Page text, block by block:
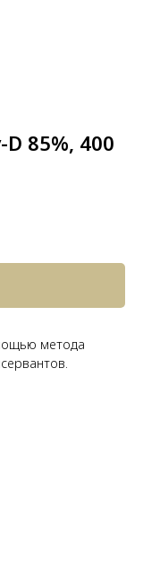
85%, 400
метода